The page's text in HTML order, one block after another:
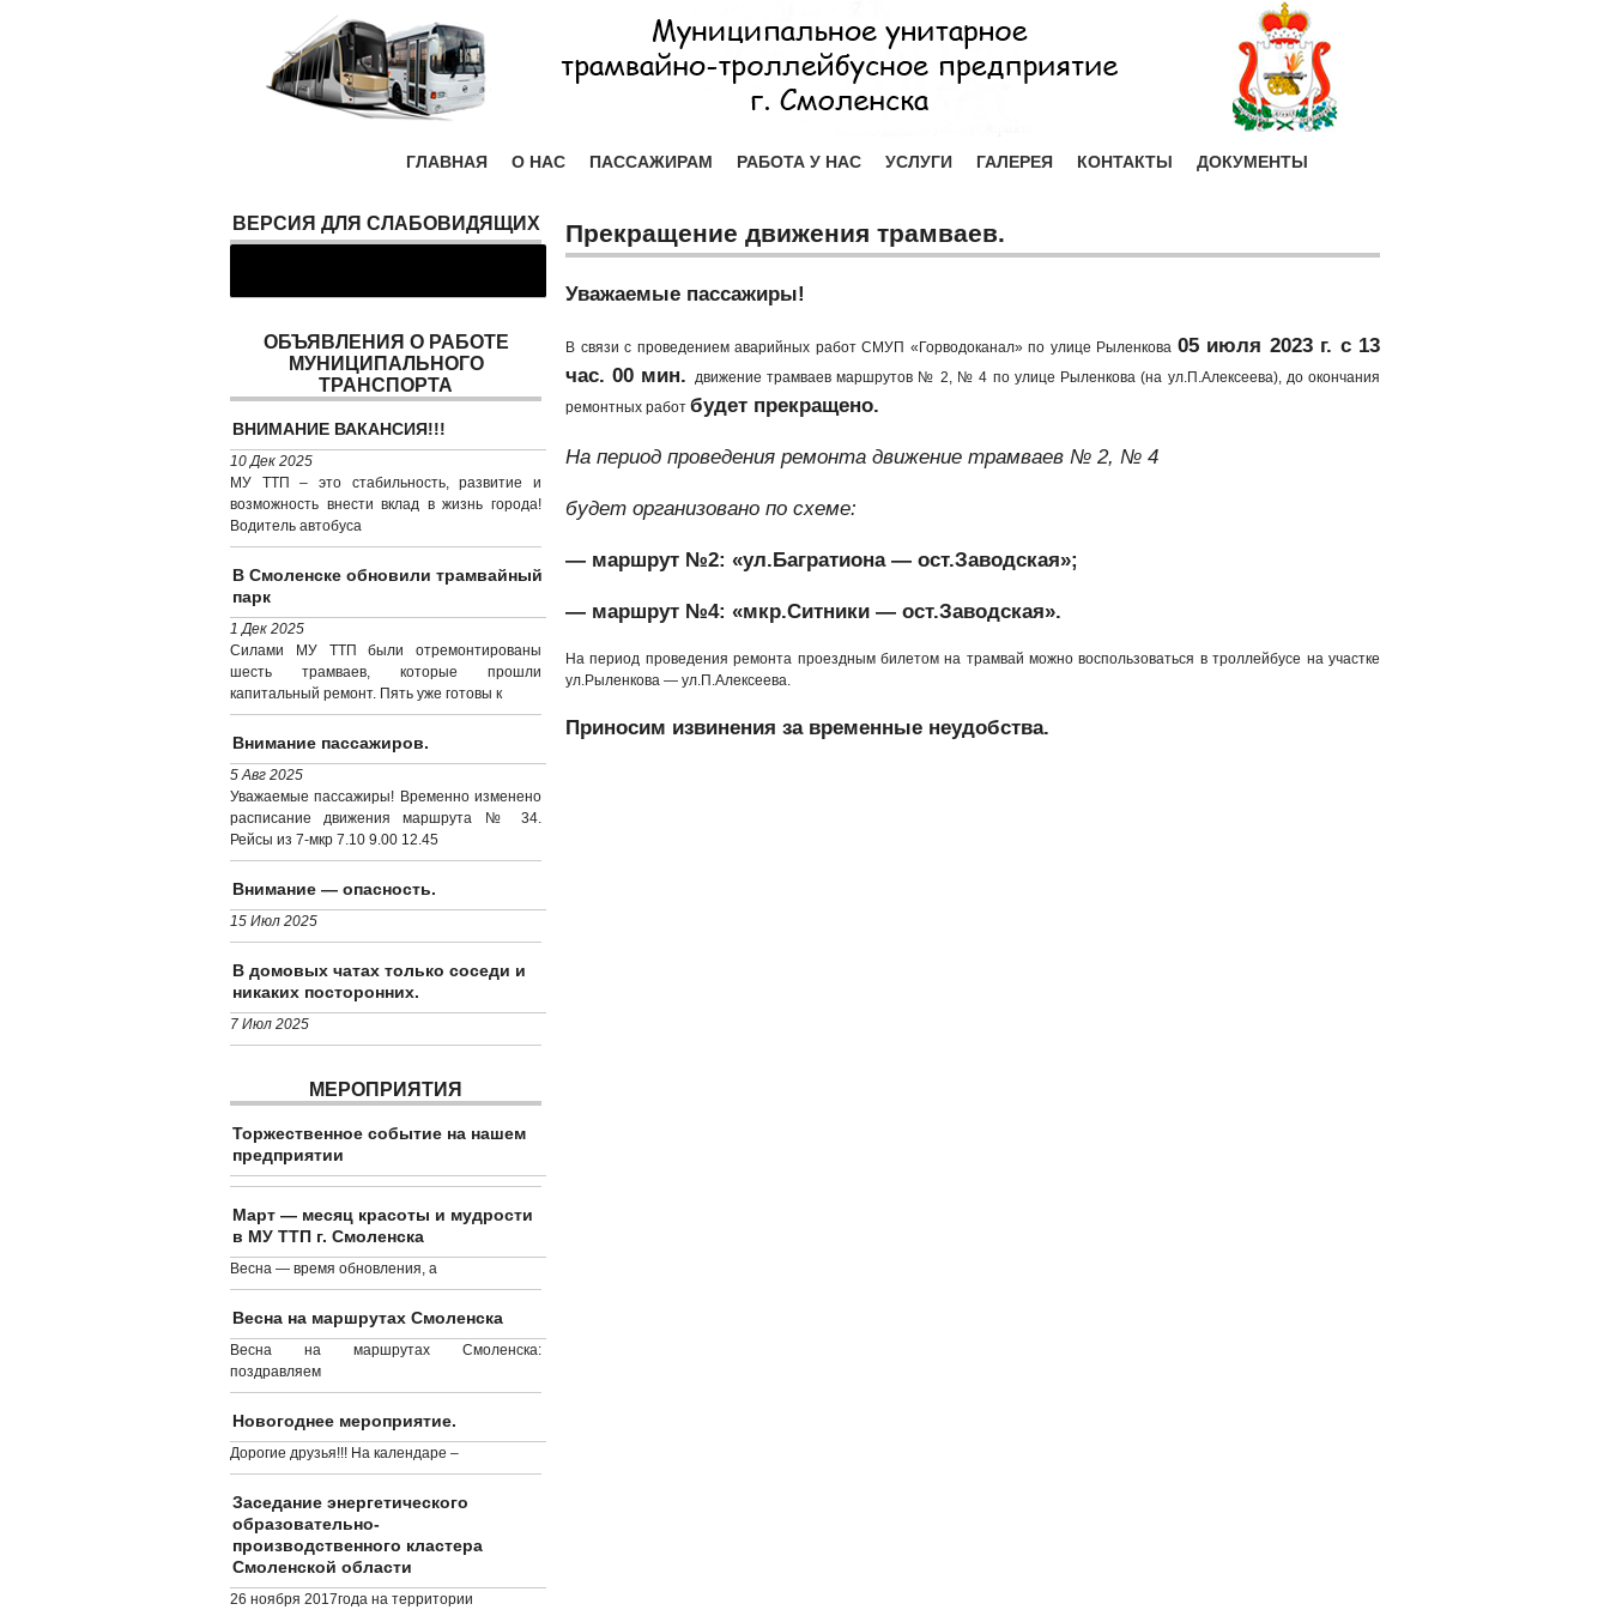
ГЛАВНАЯ О НАС ПАССАЖИРАМ РАБОТА У НАС УСЛУГИ ГАЛЕРЕЯ КОНТАКТЫ ДОКУМЕНТЫ
Прекращение движения трамваев.
Уважаемые пассажиры!
В связи с проведением аварийных работ СМУП «Горводоканал» по улице Рыленкова 05 июля 2023 г. с 13
час. 00 мин. движение трамваев маршрутов № 2, № 4 по улице Рыленкова (на ул.П.Алексеева), до окончания
ремонтных работ будет прекращено.
На период проведения ремонта движение трамваев № 2, № 4
будет организовано по схеме:
— маршрут №2: «ул.Багратиона — ост.Заводская»;
— маршрут №4: «мкр.Ситники — ост.Заводская».
На период проведения ремонта проездным билетом на трамвай можно воспользоваться в троллейбусе на участке
ул.Рыленкова — ул.П.Алексеева.
Приносим извинения за временные неудобства.
ВЕРСИЯ ДЛЯ СЛАБОВИДЯЩИХ
ОБЪЯВЛЕНИЯ О РАБОТЕ
МУНИЦИПАЛЬНОГО
ТРАНСПОРТА
ВНИМАНИЕ ВАКАНСИЯ!!!
10 Дек 2025
МУ ТТП – это стабильность, развитие и
возможность внести вклад в жизнь города!
Водитель автобуса
В Смоленске обновили трамвайный
парк
1 Дек 2025
Силами МУ ТТП были отремонтированы
шесть трамваев, которые прошли
капитальный ремонт. Пять уже готовы к
Внимание пассажиров.
5 Авг 2025
Уважаемые пассажиры! Временно изменено
расписание движения маршрута № 34.
Рейсы из 7-мкр 7.10 9.00 12.45
Внимание — опасность.
15 Июл 2025
В домовых чатах только соседи и
никаких посторонних.
7 Июл 2025
МЕРОПРИЯТИЯ
Торжественное событие на нашем
предприятии
Март — месяц красоты и мудрости
в МУ ТТП г. Смоленска
Весна — время обновления, а
Весна на маршрутах Смоленска
Весна на маршрутах Смоленска:
поздравляем
Новогоднее мероприятие.
Дорогие друзья!!! На календаре –
Заседание энергетического
образовательно-
производственного кластера
Смоленской области
26 ноября 2017года на территории